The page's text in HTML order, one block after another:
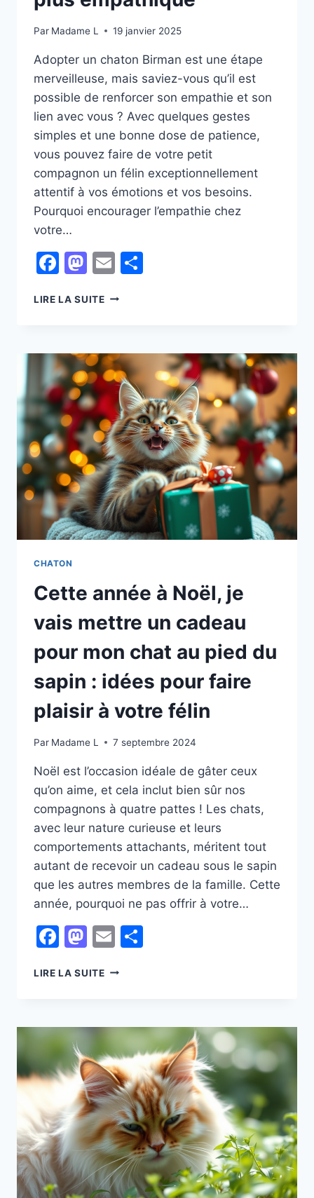
Par Madame L 19 janvier 2025
Adopter un chaton Birman est une étape
merveilleuse, mais saviez-vous qu’il est
possible de renforcer son empathie et son
lien avec vous ? Avec quelques gestes
simples et une bonne dose de patience,
vous pouvez faire de votre petit
compagnon un félin exceptionnellement
attentif à vos émotions et vos besoins.
Pourquoi encourager l’empathie chez
votre…
Facebook
Mastodon
Email
LIRE LA SUITECOMMENT
BIRMAN
ENCORE
PLUS
EMPATHIQUE
CHATON
Cette année à Noël, je
vais mettre un cadeau
pour mon chat au pied du
sapin : idées pour faire
plaisir à votre félin
Par Madame L 7 septembre 2024
Noël est l’occasion idéale de gâter ceux
qu’on aime, et cela inclut bien sûr nos
compagnons à quatre pattes ! Les chats,
avec leur nature curieuse et leurs
comportements attachants, méritent tout
autant de recevoir un cadeau sous le sapin
que les autres membres de la famille. Cette
année, pourquoi ne pas offrir à votre…
Facebook
Mastodon
Email
LIRE LA SUITECETTE
JE
METTRE
UN
CADEAU
POUR
MON
CHAT
AU
PIED
DU
SAPIN